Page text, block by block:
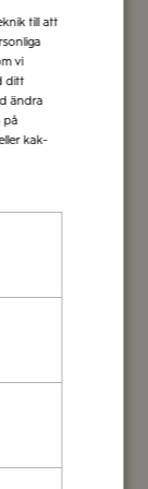
i själva
40 gr
är) och
pastan
Om jag
till att
vi
ditt
ändra
på
kak-